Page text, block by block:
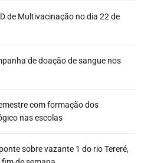
de Multivacinação no dia 22 de
de doação de sangue nos
com formação dos
nas escolas
sobre vazante 1 do rio Tereré,